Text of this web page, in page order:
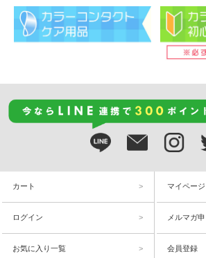
カート マイページ
ログイン メルマガ
お気に入り一覧 会員登録